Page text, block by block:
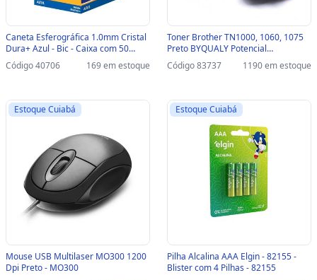
Caneta Esferográfica 1.0mm Cristal
Dura+ Azul - Bic - Caixa com 50
Unidades - 067164 - 067164
Código 40706 169 em estoque
Toner Brother TN1000, 1060, 1075
Preto BYQUALY Potencial
Suprimentos - TN-1000/1060/1075
Código 83737 1190 em estoque
Estoque Cuiabá
Mouse USB Multilaser MO300 1200
Dpi Preto - MO300
Estoque Cuiabá
Pilha Alcalina AAA Elgin - 82155 -
Blister com 4 Pilhas - 82155